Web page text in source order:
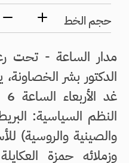
حجم الخط
مدار الساعة - تحت
الدكتور بشر الخصاونة،
النظم السياسية:
والصينية والروسية)
وزملائه حمزة